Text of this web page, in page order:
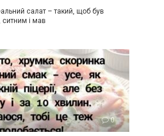
салат – такий, щоб був
і мав
0